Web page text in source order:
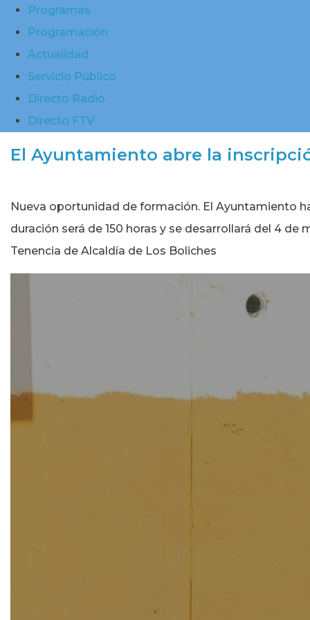
Programas
Programación
Actualidad
Servicio Público
Directo Radio
Directo FTV
El Ayuntamiento abre la
Nueva oportunidad de formación. El Ayuntamiento
duración será de 150 horas y se desarrollará del 4
Tenencia de Alcaldía de Los Boliches